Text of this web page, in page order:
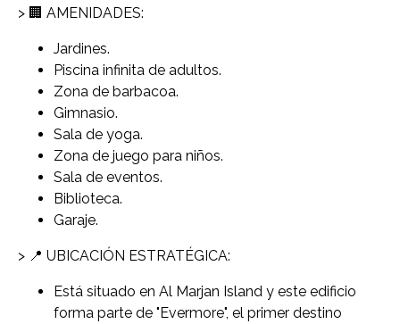
> 🏢 AMENIDADES:
Jardines.
Piscina infinita de adultos.
Zona de barbacoa.
Gimnasio.
Sala de yoga.
Zona de juego para niños.
Sala de eventos.
Biblioteca.
Garaje.
> 📍 UBICACIÓN ESTRATÉGICA:
Está situado en Al Marjan Island y este edificio
forma parte de "Evermore", el primer destino